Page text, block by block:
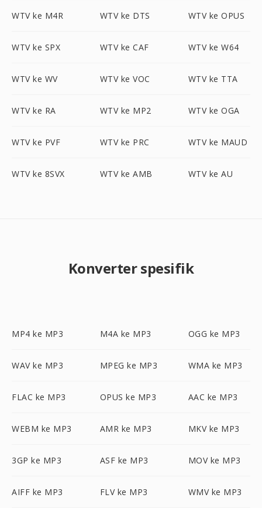
WTV ke M4R WTV ke DTS WTV ke OPUS
WTV ke SPX WTV ke CAF WTV ke W64
WTV ke WV WTV ke VOC WTV ke TTA
WTV ke RA WTV ke MP2 WTV ke OGA
WTV ke PVF WTV ke PRC WTV ke MAUD
WTV ke 8SVX WTV ke AMB WTV ke AU
Konverter spesifik
MP4 ke MP3 M4A ke MP3 OGG ke MP3
WAV ke MP3 MPEG ke MP3 WMA ke MP3
FLAC ke MP3 OPUS ke MP3 AAC ke MP3
WEBM ke MP3 AMR ke MP3 MKV ke MP3
3GP ke MP3 ASF ke MP3 MOV ke MP3
AIFF ke MP3 FLV ke MP3 WMV ke MP3